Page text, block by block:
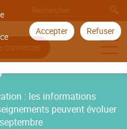
Accepter Refuser
connecter
: les informations
peuvent évoluer